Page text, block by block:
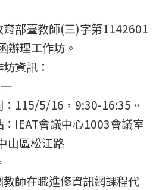
育部臺教師(三)字第1142601
辦理工作坊。
資訊：
：115/5/16，9:30-16:35。
：IEAT會議中心1003會議室
山區松江路
教師在職進修資訊網課程代